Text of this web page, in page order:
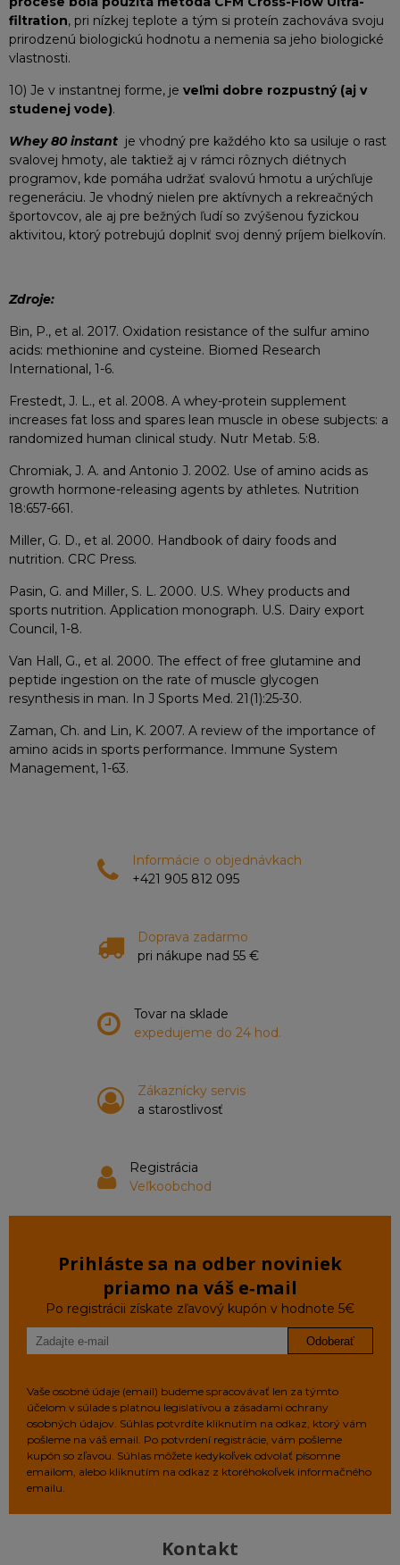
filtration, pri nízkej teplote a tým si proteín zachováva svoju
prirodzenú biologickú hodnotu a nemenia sa jeho biologické
vlastnosti.
10) Je v instantnej forme, je veľmi dobre rozpustný (aj v
studenej vode).
Whey 80 instant je vhodný pre každého kto sa usiluje o rast
svalovej hmoty, ale taktiež aj v rámci rôznych diétnych
programov, kde pomáha udržať svalovú hmotu a urýchľuje
regeneráciu. Je vhodný nielen pre aktívnych a rekreačných
športovcov, ale aj pre bežných ľudí so zvýšenou fyzickou
aktivitou, ktorý potrebujú doplniť svoj denný príjem bielkovín.
Zdroje:
Bin, P., et al. 2017. Oxidation resistance of the sulfur amino
acids: methionine and cysteine. Biomed Research
International, 1-6.
Frestedt, J. L., et al. 2008. A whey-protein supplement
increases fat loss and spares lean muscle in obese subjects: a
randomized human clinical study. Nutr Metab. 5:8.
Chromiak, J. A. and Antonio J. 2002. Use of amino acids as
growth hormone-releasing agents by athletes. Nutrition
18:657-661.
Miller, G. D., et al. 2000. Handbook of dairy foods and
nutrition. CRC Press.
Pasin, G. and Miller, S. L. 2000. U.S. Whey products and
sports nutrition. Application monograph. U.S. Dairy export
Council, 1-8.
Van Hall, G., et al. 2000. The effect of free glutamine and
peptide ingestion on the rate of muscle glycogen
resynthesis in man. In J Sports Med. 21(1):25-30.
Zaman, Ch. and Lin, K. 2007. A review of the importance of
amino acids in sports performance. Immune System
Management, 1-63.
Informácie o objednávkach
+421 905 812 095
Doprava zadarmo
pri nákupe nad 55 €
Tovar na sklade
expedujeme do 24 hod.
Zákaznícky servis
a starostlivosť
Registrácia
Veľkoobchod
Prihláste sa na odber noviniek
priamo na váš e‑mail
Po registrácii získate zľavový kupón v hodnote 5€
Odoberať
Vaše osobné údaje (email) budeme spracovávať len za týmto
účelom v súlade s platnou legislatívou a zásadami ochrany
osobných údajov. Súhlas potvrdíte kliknutím na odkaz, ktorý vám
pošleme na váš email. Po potvrdení registrácie, vám pošleme
kupón so zľavou. Súhlas môžete kedykoľvek odvolať písomne
emailom, alebo kliknutím na odkaz z ktoréhokoľvek informačného
emailu.
Kontakt